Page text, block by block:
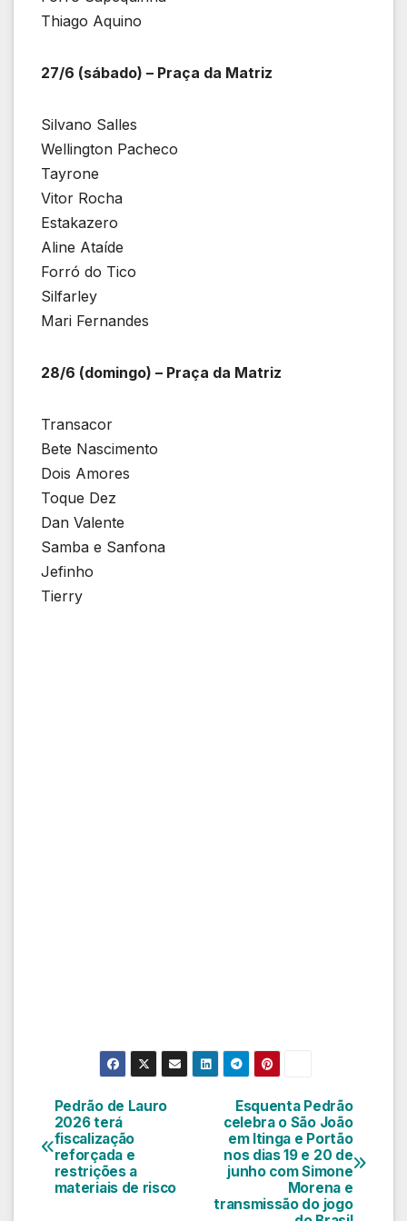
Thiago Aquino
27/6 (sábado) – Praça da Matriz
Silvano Salles
Wellington Pacheco
Tayrone
Vitor Rocha
Estakazero
Aline Ataíde
Forró do Tico
Silfarley
Mari Fernandes
28/6 (domingo) – Praça da Matriz
Transacor
Bete Nascimento
Dois Amores
Toque Dez
Dan Valente
Samba e Sanfona
Jefinho
Tierry
Navegação
de
Post
Esquenta Pedrão
celebra o São João
em Itinga e Portão
nos dias 19 e 20 de
junho com Simone
Morena e
transmissão do jogo
Pedrão de Lauro
2026 terá
fiscalização
reforçada e
restrições a
materiais de risco